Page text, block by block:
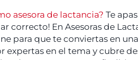
asesora de lactancia? Te
correcto! En Asesoras de
para que te conviertas en
expertas en el tema y cubre